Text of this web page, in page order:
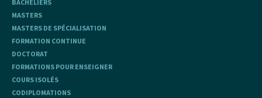
BACHELIERS
MASTERS
MASTERS DE SPÉCIALISATION
FORMATION CONTINUE
DOCTORAT
FORMATIONS POUR ENSEIGNER
COURS ISOLÉS
CODIPLOMATIONS